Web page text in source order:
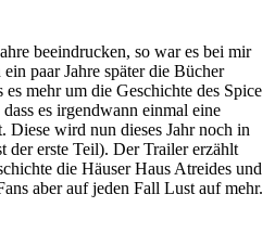
beeindrucken, so war es bei mir
paar Jahre später die Bücher
es mehr um die Geschichte des Spice
es irgendwann einmal eine
Diese wird nun dieses Jahr noch in
der erste Teil). Der Trailer erzählt
die Häuser Haus Atreides und
aber auf jeden Fall Lust auf mehr.